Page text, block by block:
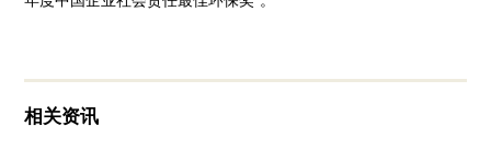
相关资讯